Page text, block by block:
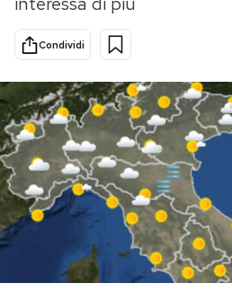
Internet
Scienza
Cultura
Economia
Sport
PODCAST
NEWSLETTER
Condividi